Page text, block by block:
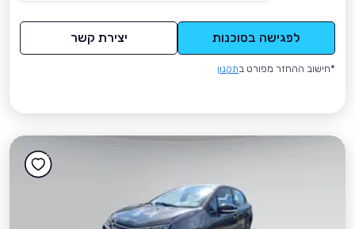
לפגישה בסוכנות יצירת קשר
*חישוב ההחזר מפורט בתקנון